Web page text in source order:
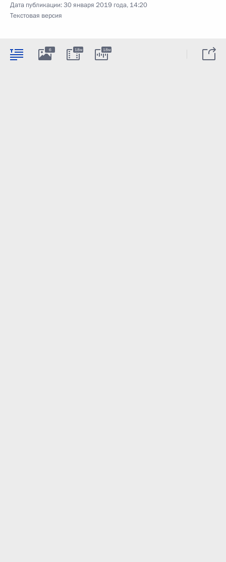
Дата публикации:30 января 2019 года, 14:20
Текстовая версия
6 18м 18м